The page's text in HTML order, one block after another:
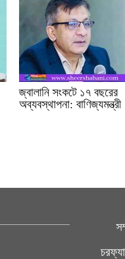
জ্বালানি সংকটে ১৭ বছরের
অব্যবস্থাপনা: বাণিজ্যমন্ত্রী